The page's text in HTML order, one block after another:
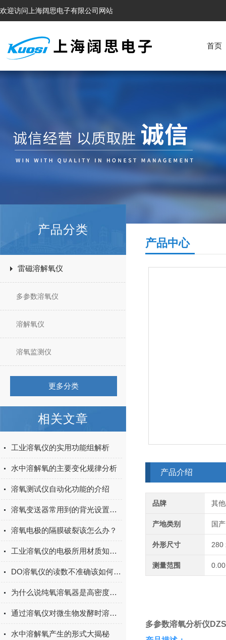
欢迎访问上海阔思电子有限公司网站
首页
产品分类
雷磁溶解氧仪
多参数溶氧仪
溶解氧仪
溶氧监测仪
更多分类
相关文章
工业溶氧仪的实用功能组解析
水中溶解氧的主要变化规律分析
溶氧测试仪自动化功能的介绍
溶氧变送器常用到的背光设置说明
溶氧电极的隔膜破裂该怎么办？
工业溶氧仪的电极所用材质知多少？
DO溶氧仪的读数不准确该如何分析？
为什么说纯氧溶氧器是高密度水产养殖的主角？
通过溶氧仪对微生物发酵时溶氧量的控制
水中溶解氧产生的形式大揭秘
产品中心
产品介绍
品牌 其
产地类别 国产
外形尺寸 280
测量范围
多参数溶氧分析仪